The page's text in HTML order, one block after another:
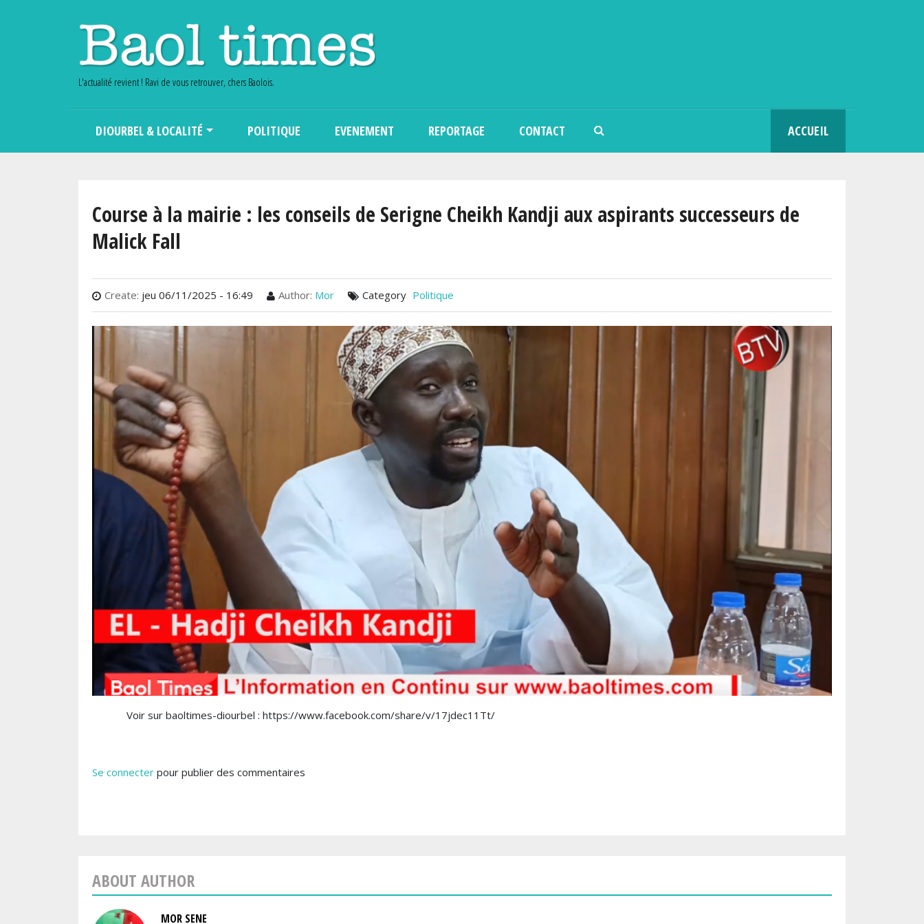
L'actualité revient ! Ravi de vous retrouver, chers Baolois.
DIOURBEL & LOCALITÉ POLITIQUE EVENEMENT REPORTAGE CONTACT ACCUEIL
Course à la mairie : les conseils de Serigne Cheikh Kandji aux aspirants successeurs de
Malick Fall
Create: jeu 06/11/2025 - 16:49 Author: Mor Category Politique
Voir sur baoltimes-diourbel : https://www.facebook.com/share/v/17jdec11Tt/
Se connecter pour publier des commentaires
ABOUT AUTHOR
MOR SENE